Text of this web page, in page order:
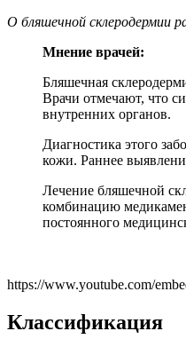
О бляшечной склеродермии
Мнение врачей:
Бляшечная
Врачи отмечают, что
внутренних органов.
Диагностика этого
кожи. Раннее
Лечение бляшечной
комбинацию
постоянного
https://www.youtube.com/
Классификация